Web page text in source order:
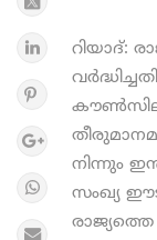
റിയാദ്:
നിന്നും
സംഖ്യ